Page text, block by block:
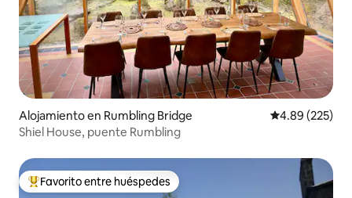
Alojamiento en Rumbling Bridge Calificación
4.89 (225)
Shiel House, puente Rumbling
Favorito entre huéspedes preferido
Favorito entre huéspedes